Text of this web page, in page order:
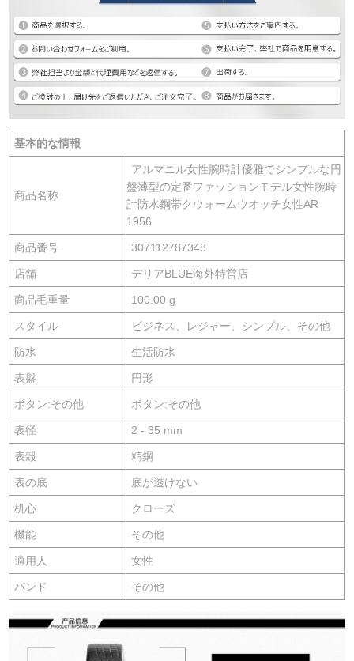
基本的な情報
商品名称
アルマニル女性腕時計優雅でシンプルな円
盤薄型の定番ファッションモデル女性腕時
計防水鋼帯クウォームウオッチ女性AR
1956
商品番号 307112787348
店舗 デリアBLUE海外特営店
商品毛重量 100.00 g
スタイル ビジネス、レジャー、シンプル、その他
防水 生活防水
表盤 円形
ボタン:その他 ボタン:その他
表径 2 - 35 mm
表殻 精鋼
表の底 底が透けない
机心 クローズ
機能 その他
適用人 女性
バンド その他